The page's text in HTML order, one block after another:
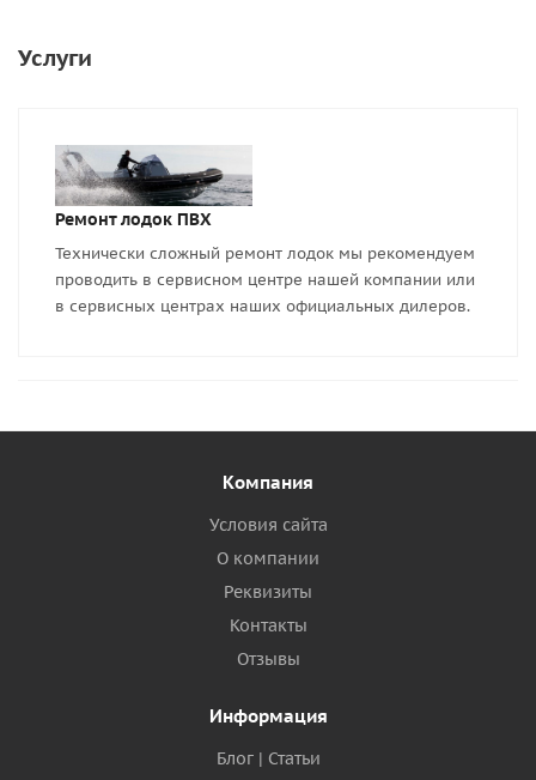
Услуги
Ремонт лодок ПВХ
Технически сложный ремонт лодок мы рекомендуем
проводить в сервисном центре нашей компании или
в сервисных центрах наших официальных дилеров.
Компания
Условия сайта
О компании
Реквизиты
Контакты
Отзывы
Информация
Блог | Статьи